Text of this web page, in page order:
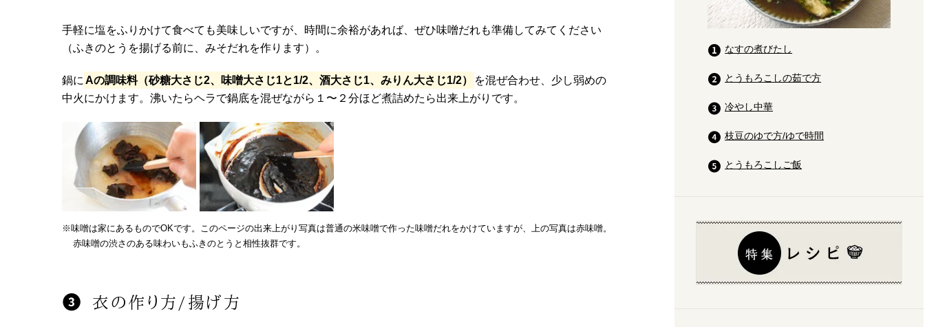
手軽に塩をふりかけて食べても美味しいですが、時間に余裕があれば、ぜひ味噌だれも準備してみてください
（ふきのとうを揚げる前に、みそだれを作ります）。
鍋に Aの調味料（砂糖大さじ2、味噌大さじ1と1/2、酒大さじ1、みりん大さじ1/2）
を混ぜ合わせ、少し弱めの
中火にかけます。沸いたらヘラで鍋底を混ぜながら１〜２分ほど煮詰めたら出来上がりです。
※味噌は家にあるものでOKです。このページの出来上がり写真は普通の米味噌で作った味噌だれをかけていますが、上の写真は赤味噌。
赤味噌の渋さのある味わいもふきのとうと相性抜群です。
衣の作り方/揚げ方
なすの煮びたし
とうもろこしの茹で方
冷やし中華
枝豆のゆで方/ゆで時間
とうもろこしご飯